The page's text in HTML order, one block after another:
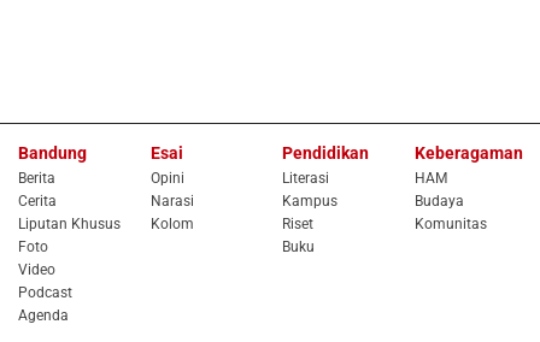
Bandung
Berita
Cerita
Liputan Khusus
Foto
Video
Podcast
Agenda
Esai
Opini
Narasi
Kolom
Pendidikan
Literasi
Kampus
Riset
Buku
Keberagaman
HAM
Budaya
Komunitas